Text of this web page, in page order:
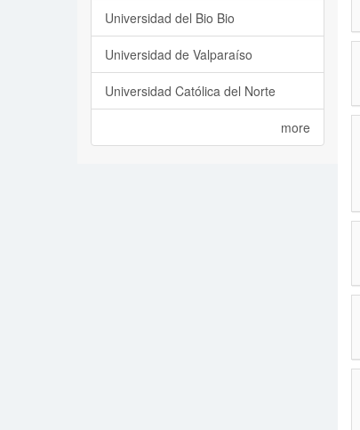
Universidad del Bio Bio
Universidad de Valparaíso
Universidad Católica del Norte
more